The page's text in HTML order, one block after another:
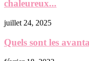
chaleureux...
juillet 24, 2025
Quels sont les